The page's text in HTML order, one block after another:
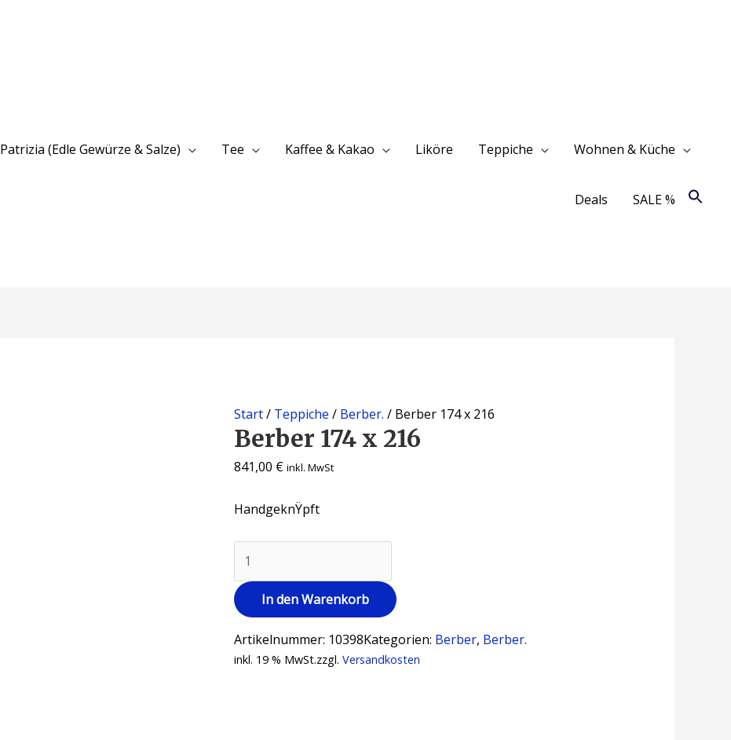
Patrizia (Edle Gewürze & Salze) Tee Kaffee & Kakao Liköre Teppiche Wohnen & Küche
Deals SALE %
Start/ Teppiche / Berber. / Berber 174 x 216
Berber 174 x 216
841,00 € inkl. MwSt
HandgeknŸpft
In den Warenkorb
Artikelnummer: 10398Kategorien: Berber, Berber.
inkl. 19 % MwSt.zzgl.Versandkosten